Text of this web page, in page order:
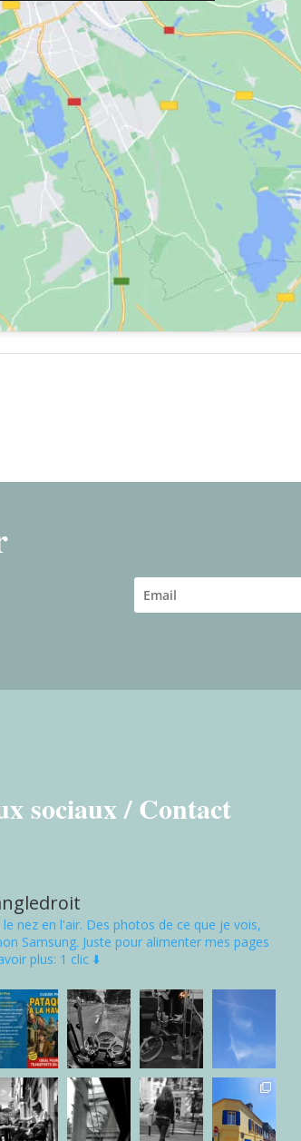
sociaux / Contact
le nez en l'air. Des photos de ce que je vois,
Samsung. Juste pour alimenter mes pages
plus: 1 clic ⬇️